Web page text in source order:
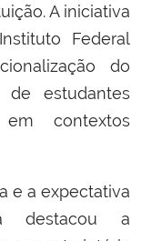
A iniciativa
Federal
do
estudantes
contextos
e a expectativa
destacou a